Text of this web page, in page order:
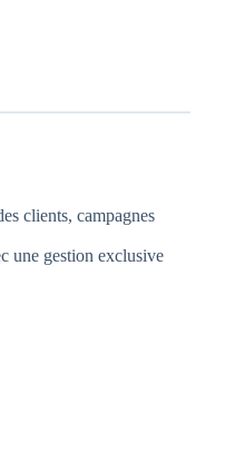
clients, campagnes
une gestion exclusive